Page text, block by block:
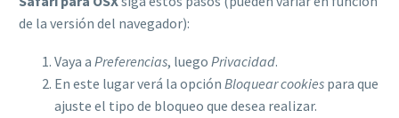
de la versión del navegador):
Vaya a Preferencias, luego Privacidad.
En este lugar verá la opción Bloquear cookies para que
ajuste el tipo de bloqueo que desea realizar.